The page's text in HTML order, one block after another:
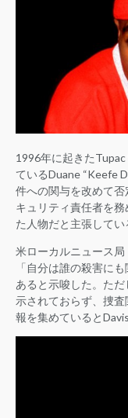
1996年に起きた
ているDuane “Keefe
件への関与を改めて
キュリティ責任者を
た人物だと主張してい
米ローカルニュース
「自分は誰の殺害に
あると示唆した。た
示されておらず、捜
報を集めていると